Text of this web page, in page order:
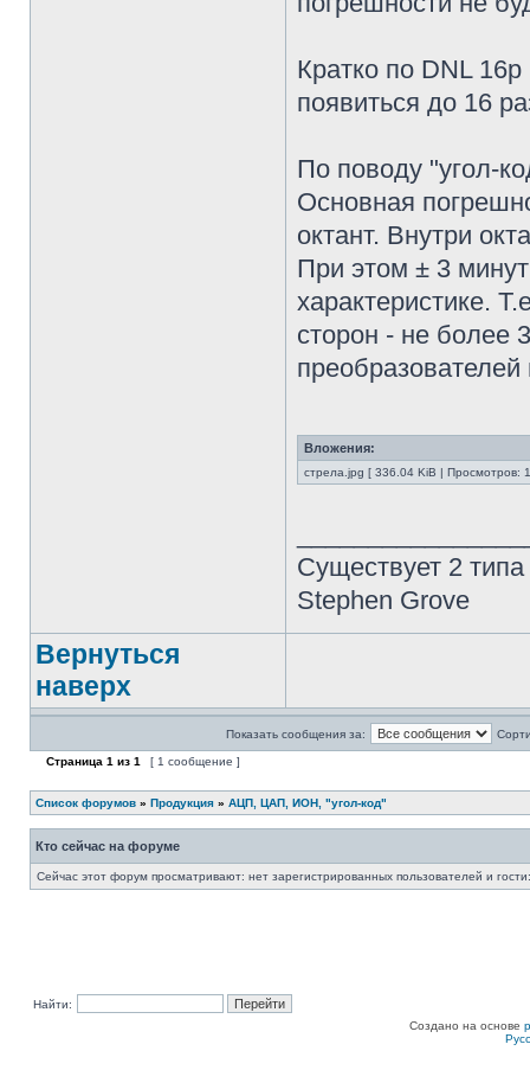
Кратко по DNL
появиться до 16
По поводу "угол-
Основная
октант. Внутри
При этом ± 3
характеристике.
сторон - не более
Вложения:
стрела.jpg [ 336.04 KiB | Просмотров:
Существует 2
Stephen Grove
Вернуться
наверх
Показать сообщения за:
Страница 1 из 1 [ 1 сообщение ]
Список форумов » Продукция » АЦП, ЦАП, ИОН, "угол-код"
Кто сейчас на форуме
Сейчас этот форум просматривают: нет зарегистрированных пользователей и
Найти:
Создано на основе